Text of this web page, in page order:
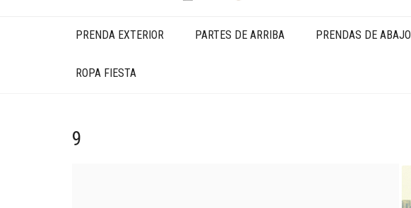
PRENDA EXTERIOR PARTES DE ARRIBA PRENDAS DE ABAJO
ROPA FIESTA
9